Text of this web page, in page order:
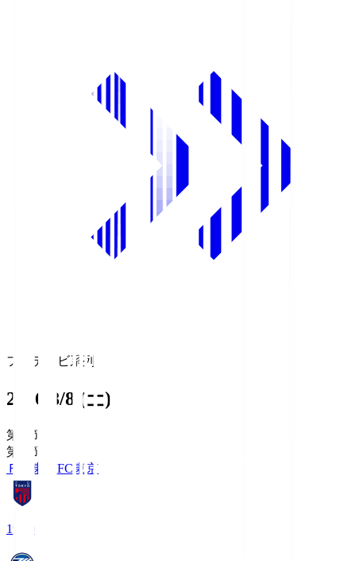
フジテレビ系列
2026/8/8 (土)
第1節
第1節
ＦＣ東京 FC東京
19:00